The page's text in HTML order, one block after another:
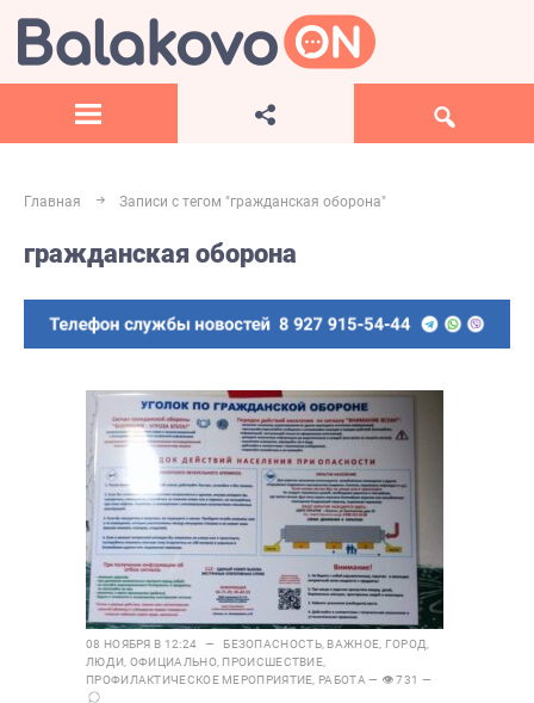
Главная Записи с тегом "гражданская оборона"
гражданская оборона
08 НОЯБРЯ В 12:24 — БЕЗОПАСНОСТЬ, ВАЖНОЕ ГОРОД
ЛЮДИ ОФИЦИАЛЬНО, ПРОИСШЕСТВИЕ
ПРОФИЛАКТИЧЕСКОЕ МЕРОПРИЯТИЕ РАБОТА — 👁 731 —